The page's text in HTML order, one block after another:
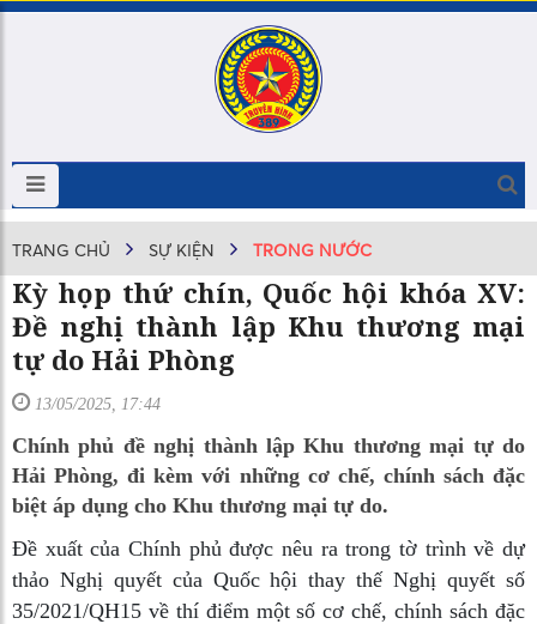
TRANG CHỦ SỰ KIỆN TRONG NƯỚC
Kỳ họp thứ chín, Quốc hội khóa XV:
Đề nghị thành lập Khu thương mại
tự do Hải Phòng
13/05/2025, 17:44
Chính phủ đề nghị thành lập Khu thương mại tự do
Hải Phòng, đi kèm với những cơ chế, chính sách đặc
biệt áp dụng cho Khu thương mại tự do.
Đề xuất của Chính phủ được nêu ra trong tờ trình về dự
thảo Nghị quyết của Quốc hội thay thế Nghị quyết số
35/2021/QH15 về thí điểm một số cơ chế, chính sách đặc